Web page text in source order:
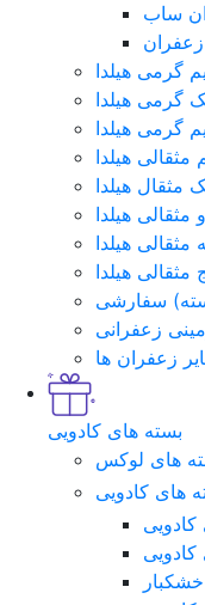
ساب
گرمی هیلدا
گرمی هیلدا
گرمی هیلدا
هیلدا
مثقال هیلدا
هیلدا
هیلدا
هیلدا
سفارشی
زعفرانی
زعفران ها
بسته های کادویی
های لوکس
های کادویی